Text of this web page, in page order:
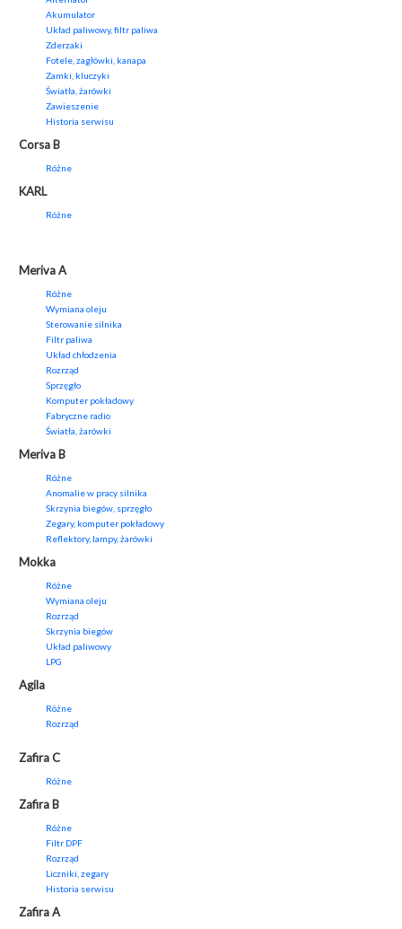
Akumulator
Układ paliwowy, filtr paliwa
Zderzaki
Fotele, zagłówki, kanapa
Zamki, kluczyki
Światła, żarówki
Zawieszenie
Historia serwisu
Corsa B
Różne
KARL
Różne
Meriva A
Różne
Wymiana oleju
Sterowanie silnika
Filtr paliwa
Układ chłodzenia
Rozrząd
Sprzęgło
Komputer pokładowy
Fabryczne radio
Światła, żarówki
Meriva B
Różne
Anomalie w pracy silnika
Skrzynia biegów, sprzęgło
Zegary, komputer pokładowy
Reflektory, lampy, żarówki
Mokka
Różne
Wymiana oleju
Rozrząd
Skrzynia biegów
Układ paliwowy
LPG
Agila
Różne
Rozrząd
Zafira C
Różne
Zafira B
Różne
Filtr DPF
Rozrząd
Liczniki, zegary
Historia serwisu
Zafira A